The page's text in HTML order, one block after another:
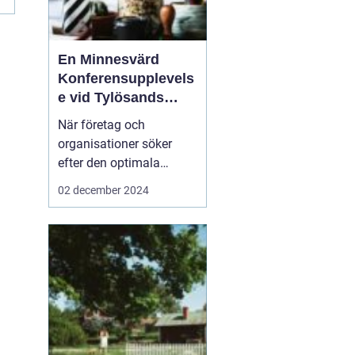
En Minnesvärd
Konferensupplevels
e vid Tylösands
Kust
När företag och
organisationer söker
efter den optimala
platsen för sin nästa
faciliteternas kvalitet s...
02 december 2024